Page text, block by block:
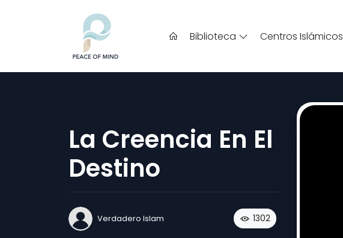
Biblioteca Centros Islámicos
La Creencia En El
Destino
Verdadero Islam 1302